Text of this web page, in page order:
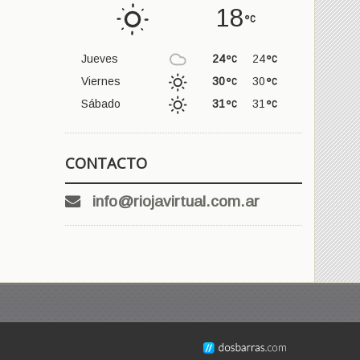
18
Jueves 24
24
Viernes
30
30
Sábado
31
31
CONTACTO
info@riojavirtual.com.ar